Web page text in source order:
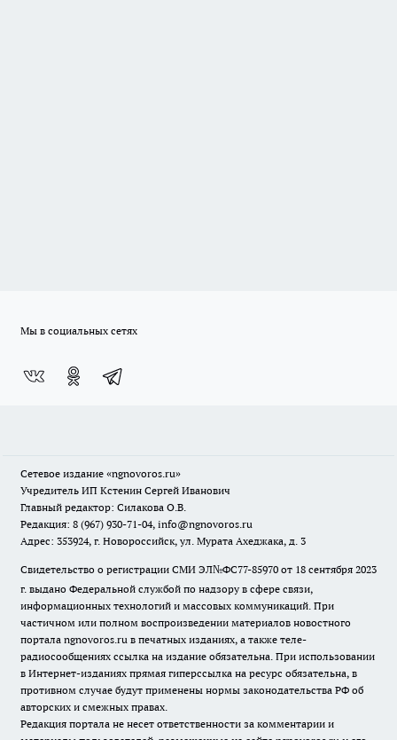
Мы в социальных сетях
Сетевое издание «ngnovoros.ru»
Учредитель ИП Кстенин Сергей Иванович
Главный редактор: Силакова О.В.
Редакция: 8 (967) 930-71-04, info@ngnovoros.ru
Адрес: 353924, г. Новороссийск, ул. Мурата Ахеджака, д. 3
Свидетельство о регистрации СМИ ЭЛ№ФС77-85970 от 18 сентября 2023
г. выдано Федеральной службой по надзору в сфере связи,
информационных технологий и массовых коммуникаций. При
частичном или полном воспроизведении материалов новостного
портала ngnovoros.ru в печатных изданиях, а также теле-
радиосообщениях ссылка на издание обязательна. При использовании
в Интернет-изданиях прямая гиперссылка на ресурс обязательна, в
противном случае будут применены нормы законодательства РФ об
авторских и смежных правах.
Редакция портала не несет ответственности за комментарии и